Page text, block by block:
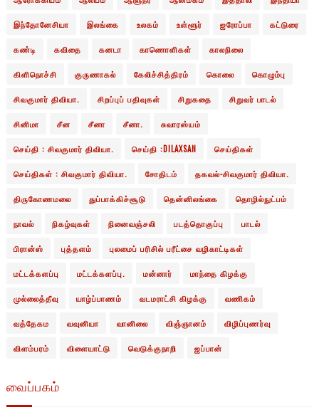
இந்தோனேசியா இலங்கை உலகம் உள்ளூர் ஐரோப்பா கட்டுரை
கண்டி கவிதை கனடா காணொளிகள் காலநிலை
கிளிநொச்சி குருணாகல் கேலிச்சித்திரம் கொலை கொழும்பு
சிவகுமார் திவியா. சிறப்புப் பதிவுகள் சிறுகதை சிறுவர் பாடல்
சினிமா சீன சீனா சீனா. சுவாரஸ்யம்
செய்தி : சிவகுமார் திவியா. செய்தி :DILAXSAN செய்திகள்
செய்திகள் : சிவகுமார் திவியா. சோதிடம் தகவல்-சிவகுமார் திவியா.
திருகோணமலை துப்பாக்கிச்சூடு தென்னிலங்கை தொழில்நுட்பம்
நாவல் நிகழ்வுகள் நினைவஞ்சலி படத்தொகுப்பு பாடல்
பிரான்ஸ் புத்தளம் புலமைப் பரிசில் பரீட்சை வழிகாட்டிகள்
மட்டக்களப்பு மட்டக்களப்பு. மன்னார் மாந்தை கிழக்கு
முல்லைத்தீவு யாழ்ப்பாணம் வடமராட்சி கிழக்கு வணிகம்
வத்தேகம வவுனியா வானிலை விஞ்ஞானம் விழிப்புணர்வு
விளம்பரம் விளையாட்டு வெடுக்குநாறி ஜப்பான்
வைப்பகம்